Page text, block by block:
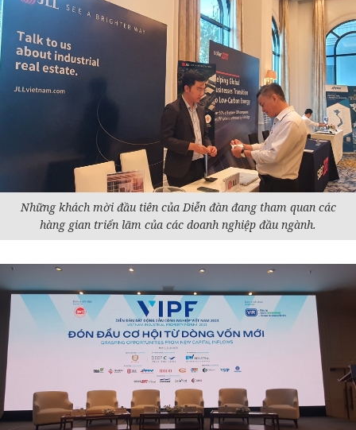
Những khách mời đầu tiên của Diễn đàn đang tham quan các
hàng gian triển lãm của các doanh nghiệp đầu ngành.